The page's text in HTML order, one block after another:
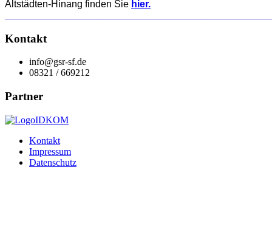
Altstädten-Hinang finden Sie hier.
Kontakt
info@gsr-sf.de
08321 / 669212
Partner
Kontakt
Impressum
Datenschutz